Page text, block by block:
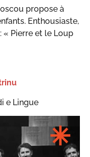
propose à
Enthousiaste,
« Pierre et le Loup
e Lingue